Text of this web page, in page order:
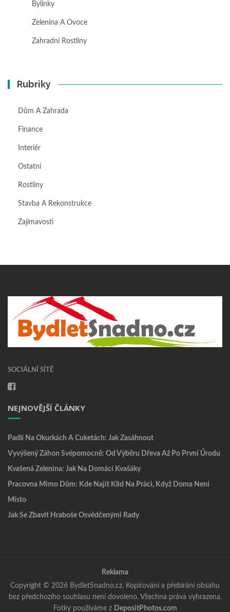
Bylinky
Zelenina A Ovoce
Zahradní Rostliny
Rubriky
Dům A Zahrada
Finance
Interiér
Ostatní
Rostliny
Stavba A Rekonstrukce
Zajímavosti
SOCIÁLNÍ SÍTĚ
NEJNOVĚJŠÍ ČLÁNKY
Padlí Na Okurkách A Cuketách: Jak Zasáhnout
Vyvýšený Záhon Svépomocně: Od Výběru Dřeva Až Po První Úrodu
Kvašená Zelenina: Jak Na Domácí Kvašáky
Pracovna Mimo Dům: Kde Najít Klid Na Práci, Když Doma Není
Místo
Jak Se Zbavit Hraboše Osvědčenými Rady
Reklama
Copyright © 2026 BydletSnadno.cz. Kopírování a přebírání obsahu
bez předchozího souhlasu není dovoleno. Všechna práva vyhrazena.
Fotky používáme z DepositPhotos.com